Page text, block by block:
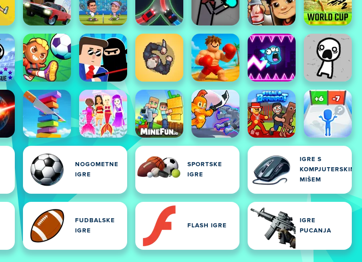
NOGOMETNE
IGRE
SPORTSKE
IGRE
IGRE S
KOMPJUTERSKIM
MIŠEM
FUDBALSKE
IGRE
FLASH IGRE
IGRE
PUCANJA